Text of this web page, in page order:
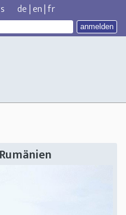
de|en|fr